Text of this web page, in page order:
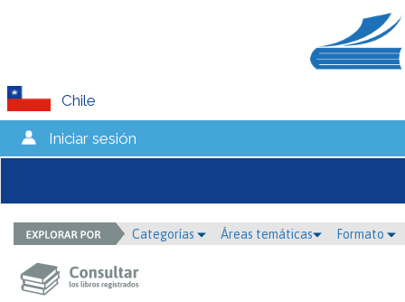
Chile
Iniciar sesión
Categorías Áreas temáticas Formato